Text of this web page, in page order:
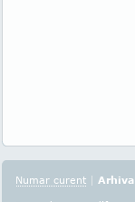
Numar curent | Arhiva